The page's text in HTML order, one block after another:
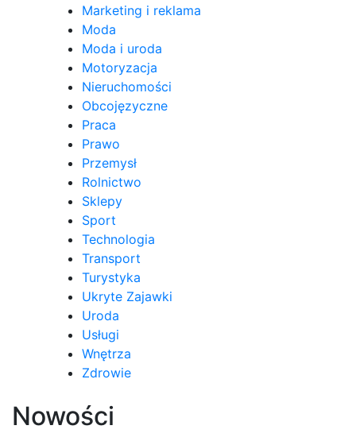
Marketing i reklama
Moda
Moda i uroda
Motoryzacja
Nieruchomości
Obcojęzyczne
Praca
Prawo
Przemysł
Rolnictwo
Sklepy
Sport
Technologia
Transport
Turystyka
Ukryte Zajawki
Uroda
Usługi
Wnętrza
Zdrowie
Nowości